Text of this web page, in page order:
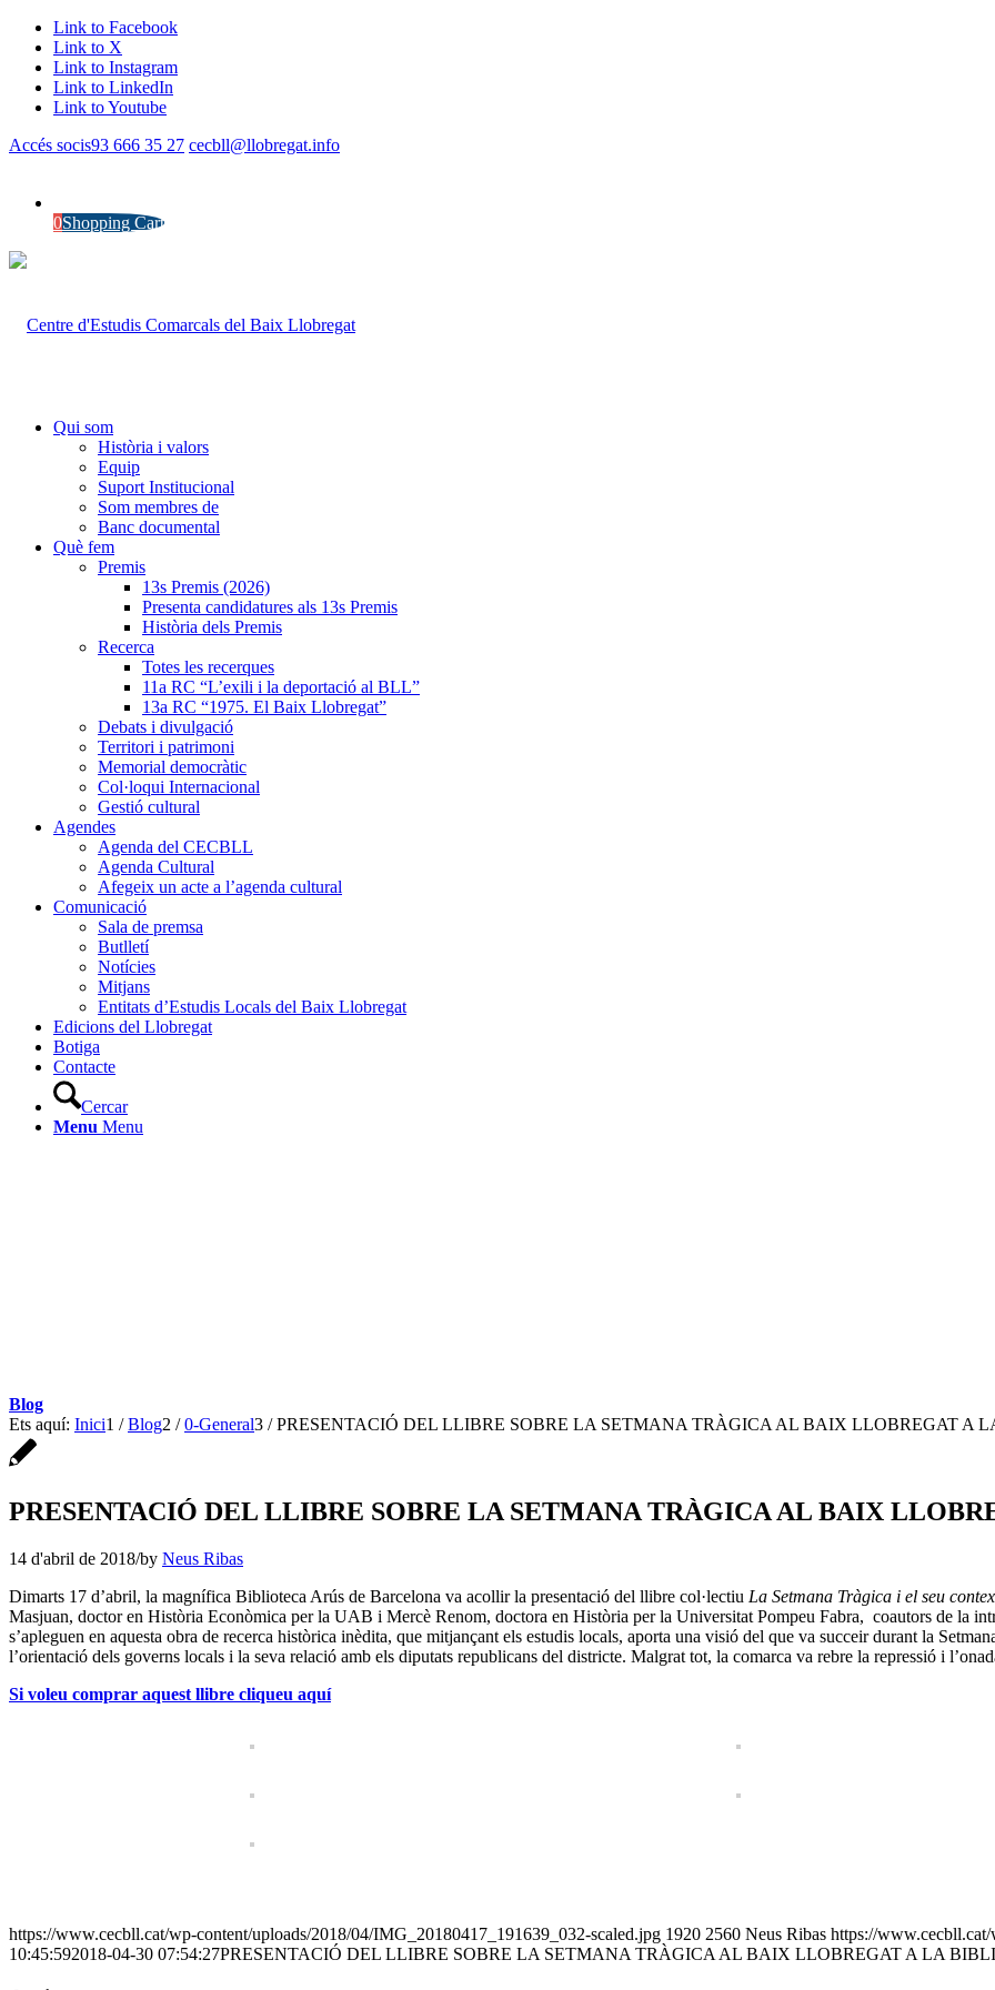
Link to Facebook
Link to X
Link to Instagram
Link to LinkedIn
Link to Youtube
Accés socis93 666 35 27 cecbll@llobregat.info
0Shopping Cart
Qui som
Història i valors
Equip
Suport Institucional
Som membres de
Banc documental
Què fem
Premis
13s Premis (2026)
Presenta candidatures als 13s Premis
Història dels Premis
Recerca
Totes les recerques
11a RC “L’exili i la deportació al BLL”
13a RC “1975. El Baix Llobregat”
Debats i divulgació
Territori i patrimoni
Memorial democràtic
Col·loqui Internacional
Gestió cultural
Agendes
Agenda del CECBLL
Agenda Cultural
Afegeix un acte a l’agenda cultural
Comunicació
Sala de premsa
Butlletí
Notícies
Mitjans
Entitats d’Estudis Locals del Baix Llobregat
Edicions del Llobregat
Botiga
Contacte
Cercar
Menu Menu
Blog
Ets aquí: Inici1 / Blog2 / 0-General3 / PRESENTACIÓ DEL LLIBRE SOBRE LA SETMANA TRÀGICA AL BAIX LLOBREGAT A
PRESENTACIÓ DEL LLIBRE SOBRE LA SETMANA TRÀGICA AL BAIX
14 d'abril de 2018/by Neus Ribas
Dimarts 17 d’abril, la magnífica Biblioteca Arús de Barcelona va acollir la presentació del llibre col·lectiu La Setmana Tràgica i el seu
Masjuan, doctor en Història Econòmica per la UAB i Mercè Renom, doctora en Història per la Universitat Pompeu Fabra, coautors de la
s’apleguen en aquesta obra de recerca històrica inèdita, que mitjançant els estudis locals, aporta una visió del que va succeir durant la
l’orientació dels governs locals i la seva relació amb els diputats republicans del districte. Malgrat tot, la comarca va rebre la repressió i
Si voleu comprar aquest llibre cliqueu aquí
https://www.cecbll.cat/wp-content/uploads/2018/04/IMG_20180417_191639_032-scaled.jpg 1920 2560 Neus Ribas https://
10:45:592018-04-30 07:54:27PRESENTACIÓ DEL LLIBRE SOBRE LA SETMANA TRÀGICA AL BAIX LLOBREGAT A LA